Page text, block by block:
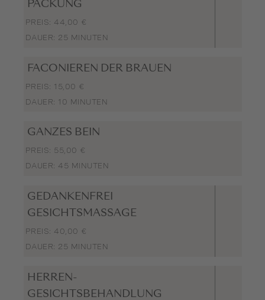
PACKUNG
PREIS: 44,00 €
DAUER: 25 MINUTEN
FACONIEREN DER BRAUEN
PREIS: 15,00 €
DAUER: 10 MINUTEN
GANZES BEIN
PREIS: 55,00 €
DAUER: 45 MINUTEN
GEDANKENFREI
GESICHTSMASSAGE
PREIS: 40,00 €
DAUER: 25 MINUTEN
HERREN-
GESICHTSBEHANDLUNG